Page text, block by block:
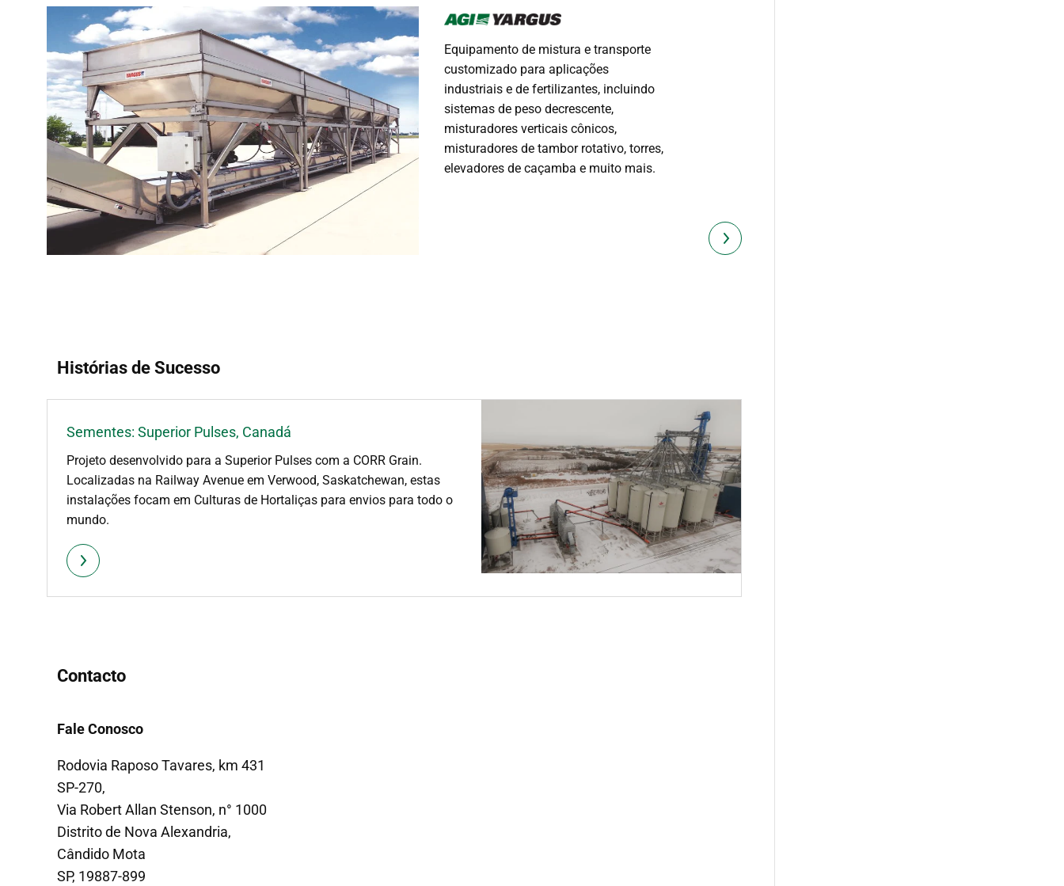
Equipamento de mistura e transporte
customizado para aplicações
industriais e de fertilizantes, incluindo
sistemas de peso decrescente,
misturadores verticais cônicos,
misturadores de tambor rotativo, torres,
elevadores de caçamba e muito mais.
Histórias de Sucesso
Sementes: Superior Pulses, Canadá
Projeto desenvolvido para a Superior Pulses com a CORR Grain.
Localizadas na Railway Avenue em Verwood, Saskatchewan, estas
instalações focam em Culturas de Hortaliças para envios para todo o
mundo.
Contacto
Fale Conosco
Rodovia Raposo Tavares, km 431
SP-270,
Via Robert Allan Stenson, n° 1000
Distrito de Nova Alexandria,
Cândido Mota
SP, 19887-899